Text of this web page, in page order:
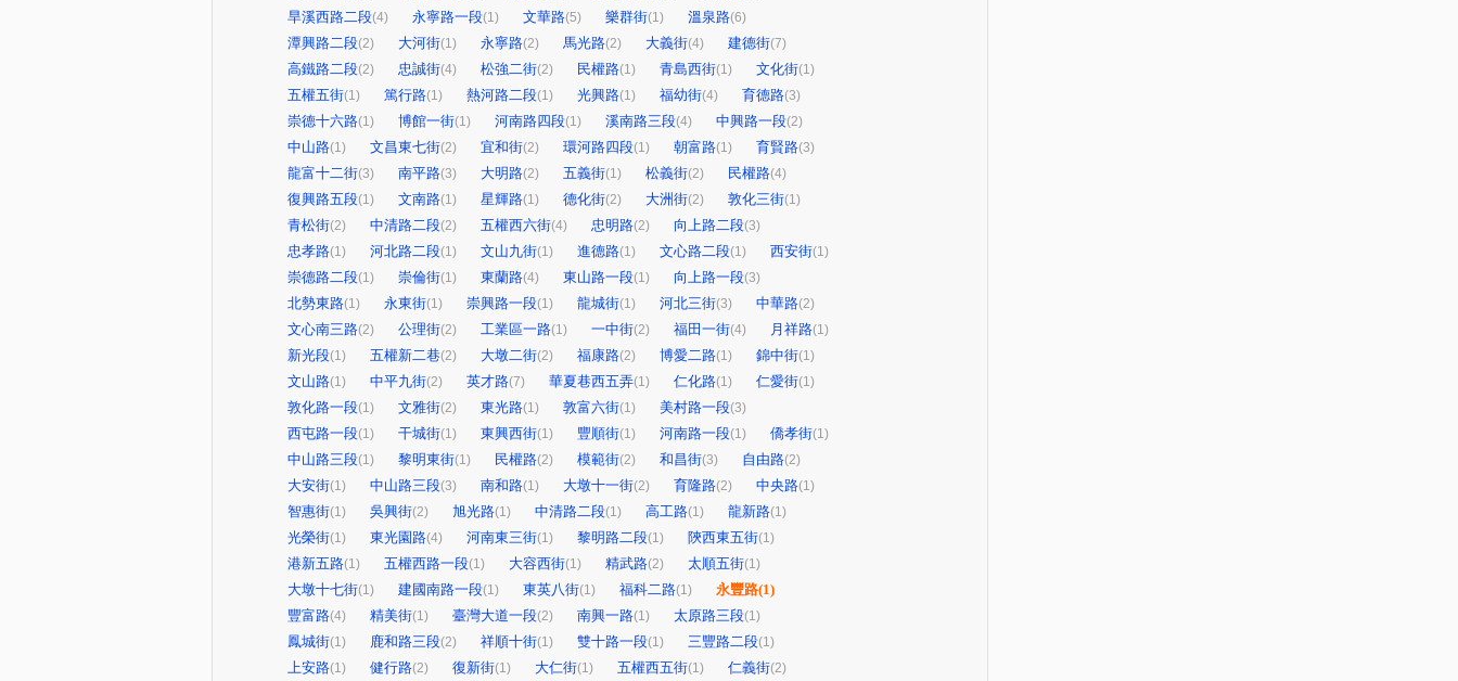
旱溪西路二段(4) 永寧路一段(1) 文華路(5) 樂群街(1) 溫泉路(6)
潭興路二段(2) 大河街(1) 永寧路(2) 馬光路(2) 大義街(4) 建德街(7)
高鐵路二段(2) 忠誠街(4) 松強二街(2) 民權路(1) 青島西街(1) 文化街(1)
五權五街(1) 篤行路(1) 熱河路二段(1) 光興路(1) 福幼街(4) 育德路(3)
崇德十六路(1) 博館一街(1) 河南路四段(1) 溪南路三段(4) 中興路一段(2)
中山路(1) 文昌東七街(2) 宜和街(2) 環河路四段(1) 朝富路(1) 育賢路(3)
龍富十二街(3) 南平路(3) 大明路(2) 五義街(1) 松義街(2) 民權路(4)
復興路五段(1) 文南路(1) 星輝路(1) 德化街(2) 大洲街(2) 敦化三街(1)
青松街(2) 中清路二段(2) 五權西六街(4) 忠明路(2) 向上路二段(3)
忠孝路(1) 河北路二段(1) 文山九街(1) 進德路(1) 文心路二段(1) 西安街(1)
崇德路二段(1) 崇倫街(1) 東蘭路(4) 東山路一段(1) 向上路一段(3)
北勢東路(1) 永東街(1) 崇興路一段(1) 龍城街(1) 河北三街(3) 中華路(2)
文心南三路(2) 公理街(2) 工業區一路(1) 一中街(2) 福田一街(4) 月祥路(1)
新光段(1) 五權新二巷(2) 大墩二街(2) 福康路(2) 博愛二路(1) 錦中街(1)
文山路(1) 中平九街(2) 英才路(7) 華夏巷西五弄(1) 仁化路(1) 仁愛街(1)
敦化路一段(1) 文雅街(2) 東光路(1) 敦富六街(1) 美村路一段(3)
西屯路一段(1) 干城街(1) 東興西街(1) 豐順街(1) 河南路一段(1) 僑孝街(1)
中山路三段(1) 黎明東街(1) 民權路(2) 模範街(2) 和昌街(3) 自由路(2)
大安街(1) 中山路三段(3) 南和路(1) 大墩十一街(2) 育隆路(2) 中央路(1)
智惠街(1) 吳興街(2) 旭光路(1) 中清路二段(1) 高工路(1) 龍新路(1)
光榮街(1) 東光園路(4) 河南東三街(1) 黎明路二段(1) 陝西東五街(1)
港新五路(1) 五權西路一段(1) 大容西街(1) 精武路(2) 太順五街(1)
大墩十七街(1) 建國南路一段(1) 東英八街(1) 福科二路(1) 永豐路(1)
豐富路(4) 精美街(1) 臺灣大道一段(2) 南興一路(1) 太原路三段(1)
鳳城街(1) 鹿和路三段(2) 祥順十街(1) 雙十路一段(1) 三豐路二段(1)
上安路(1) 健行路(2) 復新街(1) 大仁街(1) 五權西五街(1) 仁義街(2)